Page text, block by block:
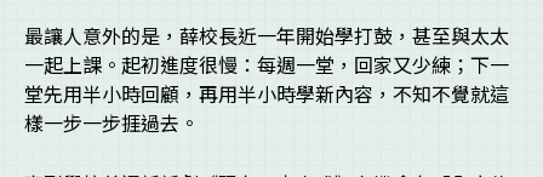
最讓人意外的是，薛校長近一年開始學打鼓，甚至與太太
一起上課。起初進度很慢：每週一堂，回家又少練；下一
堂先用半小時回顧，再用半小時學新內容，不知不覺就這
樣一步一步捱過去。